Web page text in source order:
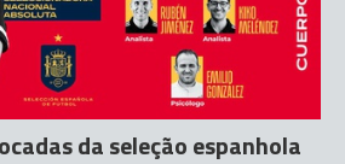
da seleção espanhola